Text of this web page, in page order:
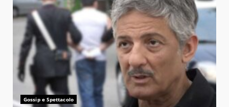
Gossip e Spettacolo